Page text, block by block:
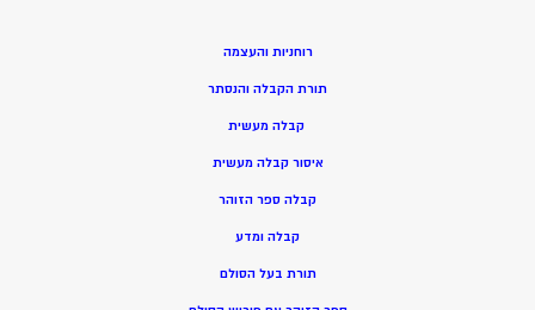
רוחניות והעצמה
תורת הקבלה והנסתר
קבלה מעשית
איסור קבלה מעשית
קבלה ספר הזוהר
קבלה ומדע
תורת בעל הסולם